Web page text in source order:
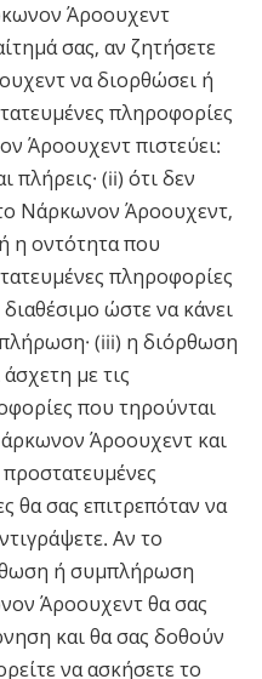
Άροουχεντ
σας, αν ζητήσετε
να διορθώσει ή
πληροφορίες
Άροουχεντ πιστεύει:
πλήρεις· (ii) ότι δεν
Νάρκωνον Άροουχεντ,
η οντότητα που
πληροφορίες
διαθέσιμο ώστε να κάνει
(iii) η διόρθωση
με τις
που τηρούνται
Άροουχεντ και
προστατευμένες
θα σας επιτρεπόταν να
Αν το
ή συμπλήρωση
Άροουχεντ θα σας
και θα σας δοθούν
να ασκήσετε το